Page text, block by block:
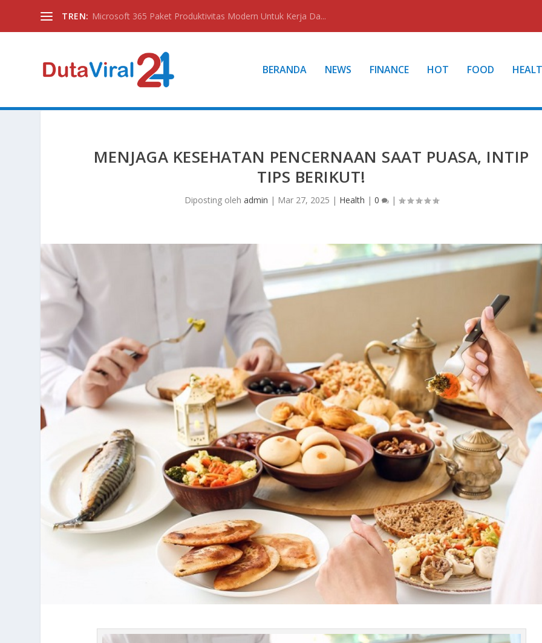
TREN: Microsoft 365 Paket Produktivitas Modern Untuk Kerja Da...
BERANDA NEWS FINANCE HOT FOOD
MENJAGA KESEHATAN PENCERNAAN SAAT PUASA, INTIP
TIPS BERIKUT!
Diposting oleh admin | Mar 27, 2025 | Health | 0 |